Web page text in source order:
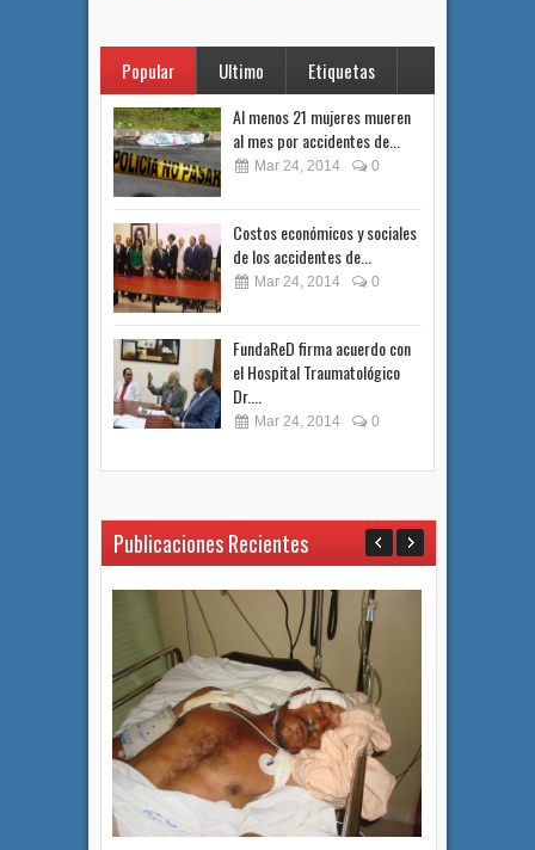
Popular Ultimo Etiquetas
Al menos 21 mujeres mueren
al mes por accidentes de...
Mar 24, 2014 0
Costos económicos y sociales
de los accidentes de...
Mar 24, 2014 0
FundaReD firma acuerdo con
el Hospital Traumatológico
Dr....
Mar 24, 2014 0
Publicaciones Recientes